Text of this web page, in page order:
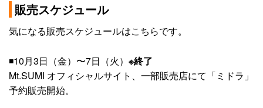
販売スケジュール
気になる販売スケジュールはこちらです。
◾️10月3日（金）〜7日（火） ※終了
Mt.SUMI オフィシャルサイト、一部販売店にて「ミドラ」
予約販売開始。